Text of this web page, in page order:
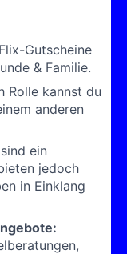
Gutscheine
& Familie.
Rolle kannst du
anderen
ein
jedoch
in Einklang